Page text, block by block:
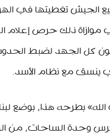
الجيش تغطيتها في
ذلك حرص إعلام
كل الجهد لضبط
ينسق مع نظام الأسد.
الله» بطرحه هذا، بوضع
وحدة الساحات، من